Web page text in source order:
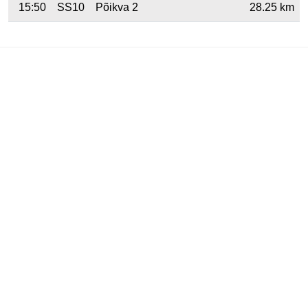
15:50 SS10 Põikva 2 28.25 km